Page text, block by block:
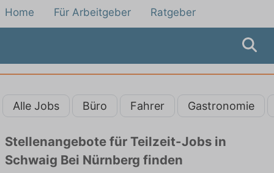
Home Für Arbeitgeber Ratgeber
Alle Jobs Büro Fahrer Gastronomie
Stellenangebote für Teilzeit-Jobs in
Schwaig Bei Nürnberg finden